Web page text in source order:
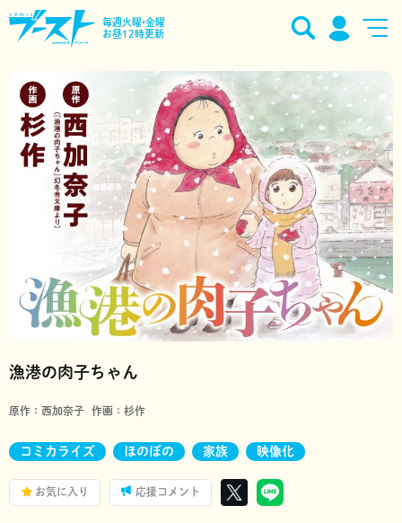
毎週火曜•金曜
お昼12時更新
漁港の肉子ちゃん
原作： 西加奈子 作画： 杉作
コミカライズ ほのぼの 家族 映像化
お気に入り 応援コメント